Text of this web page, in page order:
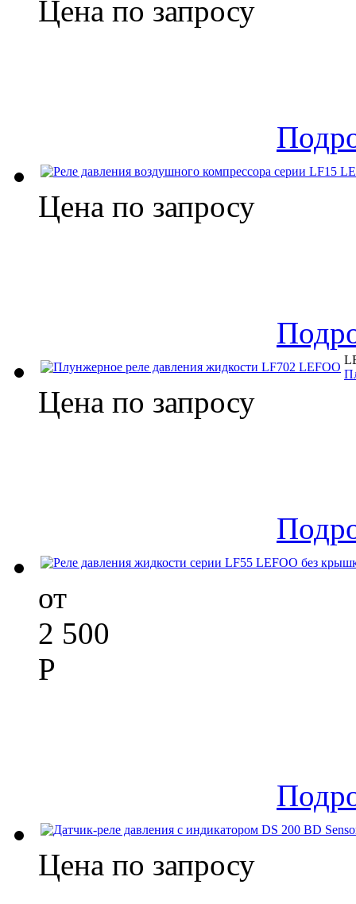
Цена по запросу
Цена по запросу
Цена по запросу
от
2 500
Р
Цена по запросу